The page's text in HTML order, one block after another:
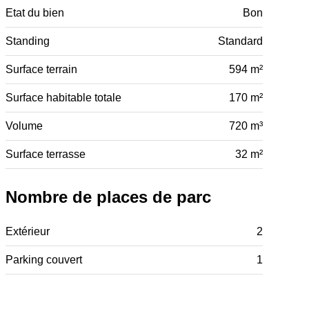
Etat du bien Bon
Standing Standard
Surface terrain 594 m²
Surface habitable totale 170 m²
Volume 720 m³
Surface terrasse 32 m²
Nombre de places de parc
Extérieur 2
Parking couvert 1